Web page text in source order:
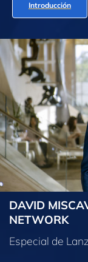
Introducción
DAVID
NETWORK
Especial de